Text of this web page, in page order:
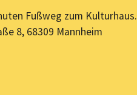
Fußweg zum Kulturhaus.
8, 68309 Mannheim